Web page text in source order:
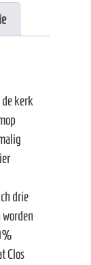
kerk
drie
Clos